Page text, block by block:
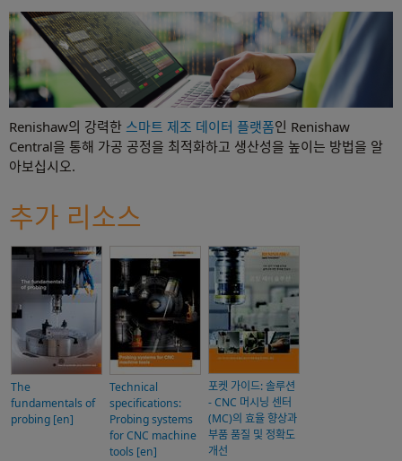
Renishaw의 강력한 스마트 제조 데이터 플랫폼인 Renishaw
Central을 통해 가공 공정을 최적화하고 생산성을 높이는 방법을 알
아보십시오.
추가 리소스
The
fundamentals of
probing [en]
Technical
specifications:
Probing systems
for CNC machine
tools [en]
포켓 가이드: 솔루션
- CNC 머시닝 센터
(MC)의 효율 향상과
부품 품질 및 정확도
개선